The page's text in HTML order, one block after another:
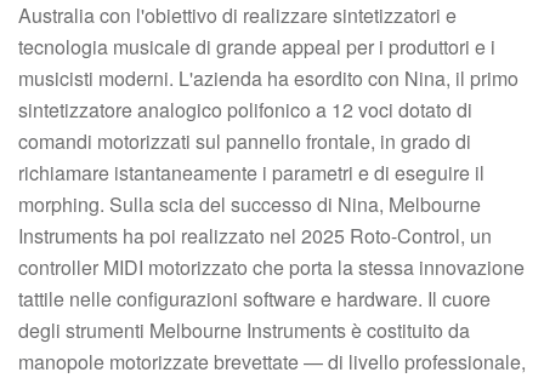
Australia con l'obiettivo di realizzare sintetizzatori e
tecnologia musicale di grande appeal per i produttori e i
musicisti moderni. L'azienda ha esordito con Nina, il primo
sintetizzatore analogico polifonico a 12 voci dotato di
comandi motorizzati sul pannello frontale, in grado di
richiamare istantaneamente i parametri e di eseguire il
morphing. Sulla scia del successo di Nina, Melbourne
Instruments ha poi realizzato nel 2025 Roto-Control, un
controller MIDI motorizzato che porta la stessa innovazione
tattile nelle configurazioni software e hardware. Il cuore
degli strumenti Melbourne Instruments è costituito da
manopole motorizzate brevettate — di livello professionale,